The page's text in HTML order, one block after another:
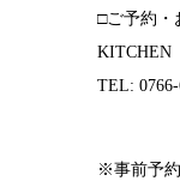
□ご予約・
KITCHEN
TEL: 0766-
※事前予